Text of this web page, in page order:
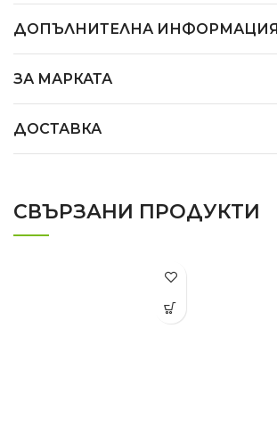
ДОПЪЛНИТЕЛНА ИНФОРМАЦИЯ
ЗА МАРКАТА
ДОСТАВКА
СВЪРЗАНИ ПРОДУКТИ